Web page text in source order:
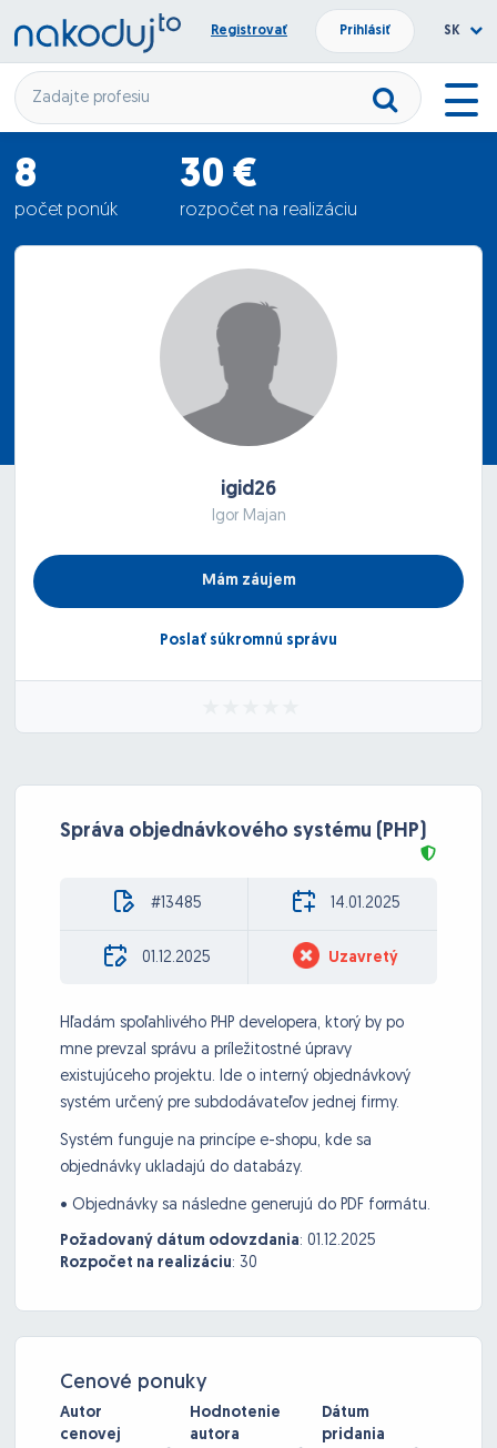
Registrovať Prihlásiť SK
8
počet ponúk
30 €
rozpočet na realizáciu
25.13 €
igid26
Igor Majan
Mám záujem
Poslať súkromnú správu
Správa objednávkového systému (PHP)
#13485 14.01.2025
01.12.2025 Uzavretý
Hľadám spoľahlivého PHP developera, ktorý by po
mne prevzal správu a príležitostné úpravy
existujúceho projektu. Ide o interný objednávkový
systém určený pre subdodávateľov jednej firmy.
Systém funguje na princípe e-shopu, kde sa
objednávky ukladajú do databázy.
• Objednávky sa následne generujú do PDF formátu.
Požadovaný dátum odovzdania: 01.12.2025
Rozpočet na realizáciu: 30
Cenové ponuky
Autor
cenovej
Hodnotenie
autora
Dátum
pridania